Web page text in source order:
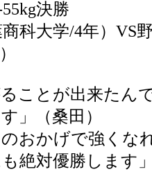
決勝
科大学/4年）VS
ことが出来たん
」（桑田）
のおかげで強くな
絶対優勝します